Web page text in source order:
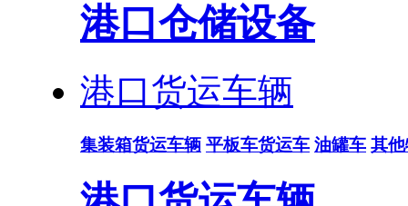
港口仓储设备
港口货运车辆
集装箱货运车辆 平板车货运车 油罐车 其